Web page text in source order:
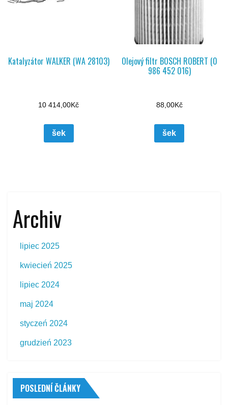
Katalyzátor WALKER (WA 28103)
10 414,00Kč
šek
Olejový filtr BOSCH ROBERT (0
986 452 016)
88,00Kč
šek
Archiv
lipiec 2025
kwiecień 2025
lipiec 2024
maj 2024
styczeń 2024
grudzień 2023
POSLEDNÍ ČLÁNKY